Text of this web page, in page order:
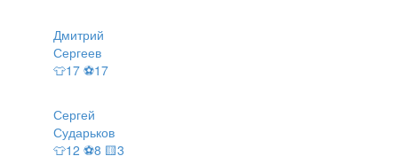
Дмитрий
Сергеев
👕17 ⚽17
Сергей
Сударьков
👕12 ⚽8 🟨3